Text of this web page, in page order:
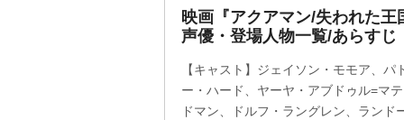
映画『アクアマン/失われた
声優・登場人物一覧/あらすじ
【キャスト】ジェイソン・モモア、
ー・ハード、ヤーヤ・アブドゥル=マ
ドマン、ドルフ・ラングレン、ラン